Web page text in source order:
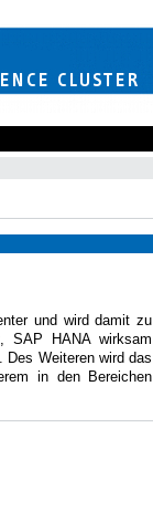
und wird damit zu
SAP HANA wirksam
Weiteren wird das
in den Bereichen